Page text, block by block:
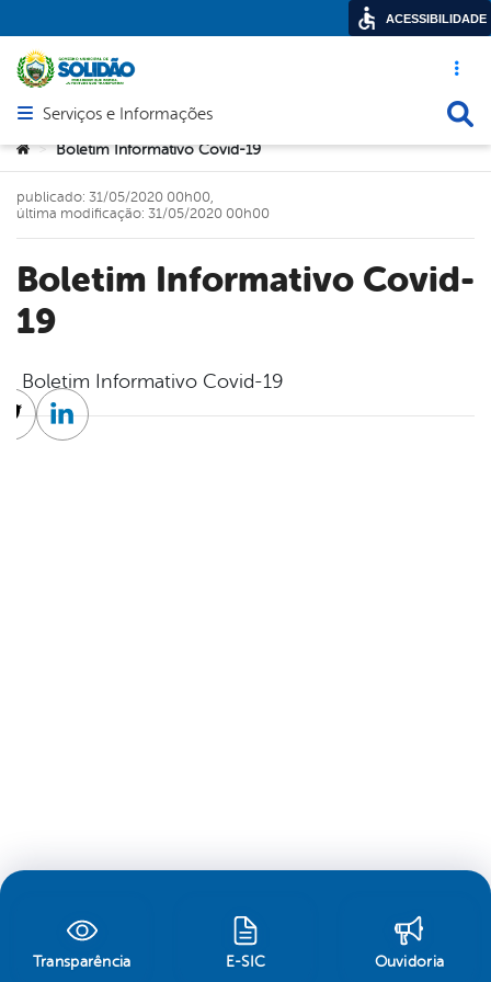
Acesso
Abrir menu principal de navegação
Serviços e Informações
Você está aqui:
> Boletim Informativo Covid-19
Boletim Informativo Covid-
19
publicado: 31/05/2020 00h00,
última modificação: 31/05/2020 00h00
Boletim Informativo Covid-19
TwitterLinkedin
Transparência E-SIC Ouvidoria
ACESSIBILIDADE